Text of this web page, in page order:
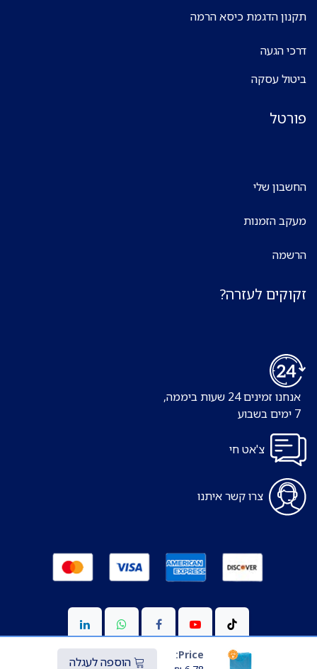
Price:
הוספה לעגלה
תקנון הדגמת כיסא הרמה
דרכי הגעה
ביטול עסקה
פורטל
החשבון שלי
מעקב הזמנות
הרשמה
זקוקים לעזרה?
אנחנו זמינים 24 שעות ביממה,
צ'אט חי
צרו קשר איתנו